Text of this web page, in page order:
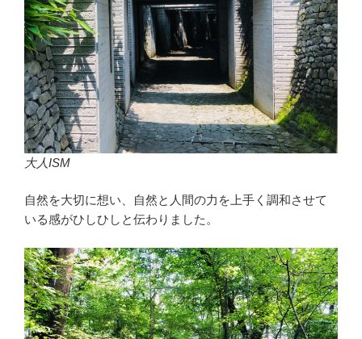
大人ISM
自然を大切に想い、自然と人間の力を上手く調和させて
いる感がひしひしと伝わりました。